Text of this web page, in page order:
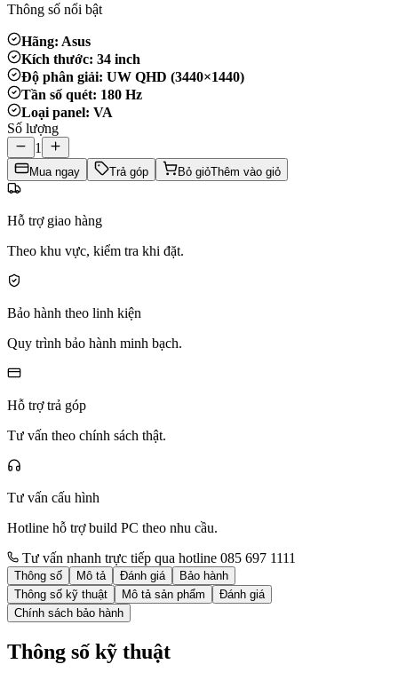
Thông số nổi bật
Hãng: Asus
Kích thước: 34 inch
Độ phân giải: UW QHD (3440×1440)
Tần số quét: 180 Hz
Loại panel: VA
Số lượng
1
Mua ngay Trả góp Bỏ giỏThêm vào giỏ
Hỗ trợ giao hàng
Theo khu vực, kiểm tra khi đặt.
Bảo hành theo linh kiện
Quy trình bảo hành minh bạch.
Hỗ trợ trả góp
Tư vấn theo chính sách thật.
Tư vấn cấu hình
Hotline hỗ trợ build PC theo nhu cầu.
Tư vấn nhanh trực tiếp qua hotline 085 697 1111
Thông số Mô tả Đánh giá
Bảo hành
Thông số kỹ thuật
Mô tả sản phẩm
Đánh giá
Chính sách bảo hành
Thông số kỹ thuật